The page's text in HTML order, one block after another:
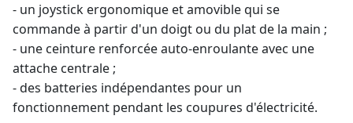
- un joystick ergonomique et amovible qui se
commande à partir d'un doigt ou du plat de la main ;
- une ceinture renforcée auto-enroulante avec une
attache centrale ;
- des batteries indépendantes pour un
fonctionnement pendant les coupures d'électricité.